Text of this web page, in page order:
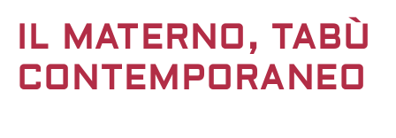
IL MATERNO, TABÙ
CONTEMPORANEO